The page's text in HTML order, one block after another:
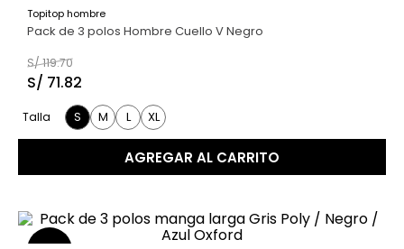
40 %
Topitop hombre
Pack de 3 polos Hombre Cuello V Negro
S/119.70
S/ 71.82
Talla S M L XL
AGREGAR AL CARRITO